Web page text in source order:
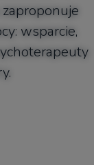
wsparcie,